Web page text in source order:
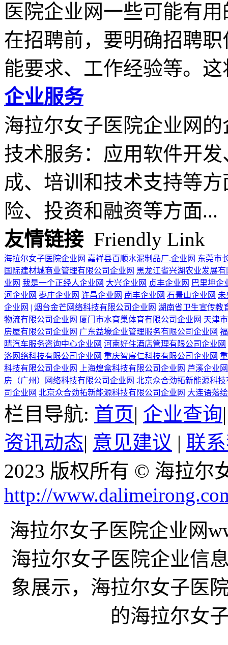
医院企业网一些可能有
在招聘前，要明确招聘
能要求、工作经验等。这
企业服务
海拉尔女子医院企业网
技术服务：应用软件开
成、培训和技术支持等
险、投资和融资等方面...
友情链接Friendly Link
海拉尔女子医院企业网 嘉祥县百顺水泥制品厂.企业网 东莞市
国际建材城商业管理有限公司企业网 黑龙江省兴湖农业发展
业网 我是一个正经人企业网 大兴企业网 贞丰企业网 巴里坤企
河企业网 枣庄企业网 许昌企业网 南丰企业网 石景山企业网 未
企业网 | 烟台金芒网络科技有限公司企业网 湖南省卫生宣传教
物流有限公司企业网 厦门市水育巢体育有限公司企业网 天津
房屋有限公司企业网 广东益壕企业管理服务有限公司企业网
晴汽车服务咨询中心企业网 河南好住酒店管理有限公司企业网
洛网络科技有限公司企业网 重庆智宸仁科技有限公司企业网
科技有限公司企业网
上海煌盒科技有限公司企业网 芦溪企业网
房（广州）网络科技有限公司企业网 北京众合劲拓新能源科
司企业网 北京众合劲拓新能源科技有限公司企业网 大连语落
栏目导航: 首页| 企业查询
资讯动态| 意见建议 | 联
2023 版权所有 © 海拉
http://
海拉尔女子医院企业网
海拉尔女子医院企业信
象展示，海拉尔女子医
的海拉尔女